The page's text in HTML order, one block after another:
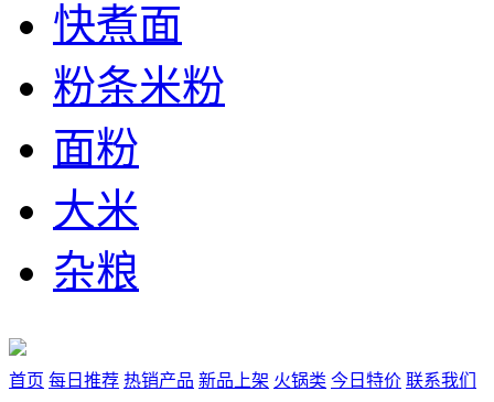
快煮面
粉条米粉
面粉
大米
杂粮
首页 每日推荐 热销产品 新品上架 火锅类 今日特价 联系我们